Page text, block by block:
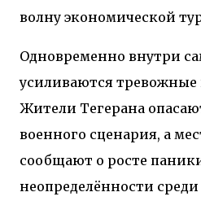
волну экономической
Одновременно внутри
усиливаются тревожные
Жители Тегерана
военного сценария, а
сообщают о росте
неопределённости